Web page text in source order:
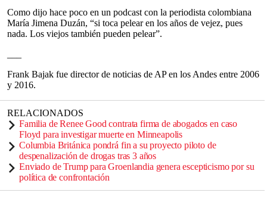
Como dijo hace poco en un podcast con la periodista colombiana
María Jimena Duzán, “si toca pelear en los años de vejez, pues
nada. Los viejos también pueden pelear”.
Frank Bajak fue director de noticias de AP en los Andes entre 2006
y 2016.
RELACIONADOS
Familia de Renee Good contrata firma de abogados en caso
Floyd para investigar muerte en Minneapolis
Columbia Británica pondrá fin a su proyecto piloto de
despenalización de drogas tras 3 años
Enviado de Trump para Groenlandia genera escepticismo por su
política de confrontación